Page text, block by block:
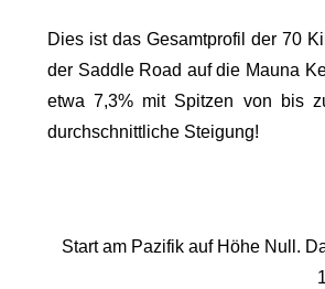
Dies ist das Gesamtprofil der 70
der Saddle Road auf die Mauna
etwa 7,3% mit Spitzen von bis
durchschnittliche Steigung!
Start am Pazifik auf Höhe Null.